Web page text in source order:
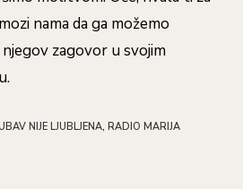
nama da ga možemo
zagovor u svojim
NIJE LJUBLJENA, RADIO MARIJA